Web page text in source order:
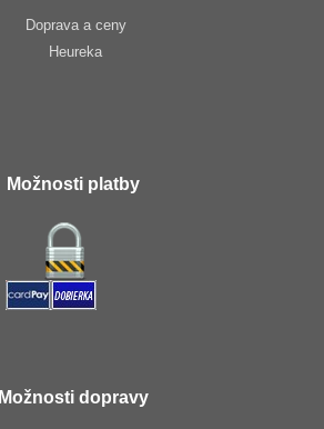
Doprava a ceny
Heureka
Možnosti platby
Možnosti dopravy